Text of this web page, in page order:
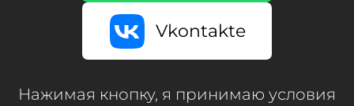
Vkontakte
Нажимая кнопку, я принимаю условия